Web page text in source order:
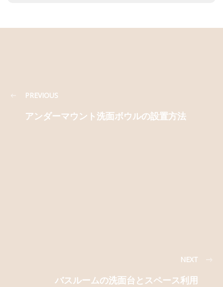
PREVIOUS
アンダーマウント洗面ボウルの設置方法
NEXT
バスルームの洗面台とスペース利用